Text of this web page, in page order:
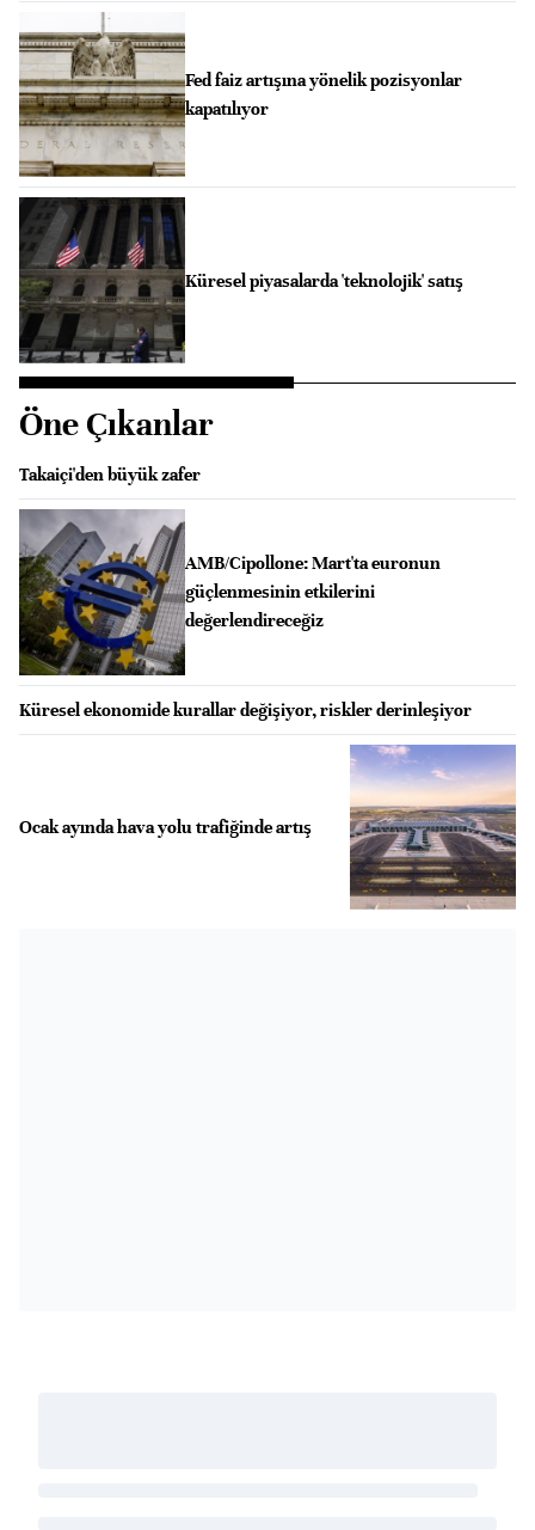
Fed faiz artışına yönelik pozisyonlar
kapatılıyor
Küresel piyasalarda 'teknolojik' satış
Öne Çıkanlar
Takaiçi'den büyük zafer
AMB/Cipollone: Mart'ta euronun
güçlenmesinin etkilerini
değerlendireceğiz
Küresel ekonomide kurallar değişiyor, riskler derinleşiyor
Ocak ayında hava yolu trafiğinde artış